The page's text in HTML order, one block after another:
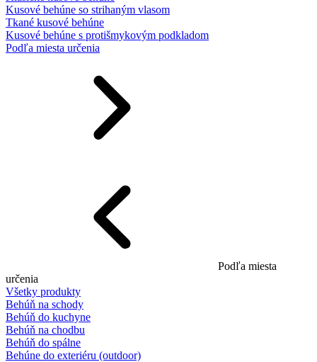
Kusové behúne so strihaným vlasom
Tkané kusové behúne
Kusové behúne s protišmykovým podkladom
Podľa miesta určenia
Podľa miesta
určenia
Všetky produkty
Behúň na schody
Behúň do kuchyne
Behúň na chodbu
Behúň do spálne
Behúne do exteriéru (outdoor)